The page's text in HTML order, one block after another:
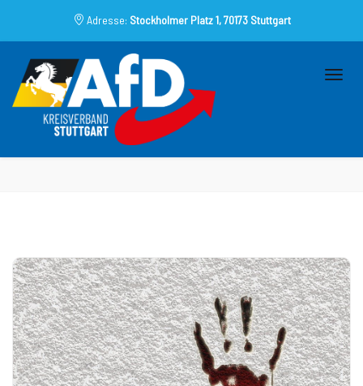
Adresse: Stockholmer Platz 1, 70173 Stuttgart